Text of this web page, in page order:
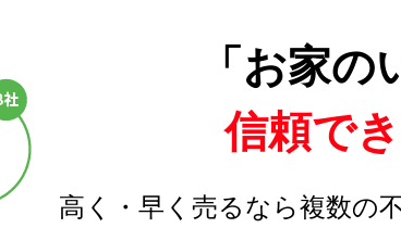
「お家
信頼で
高く・早く売るなら複数の